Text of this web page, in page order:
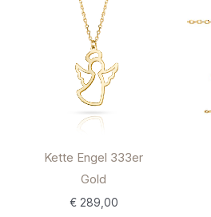
Kette Engel 333er
Gold
€289,00